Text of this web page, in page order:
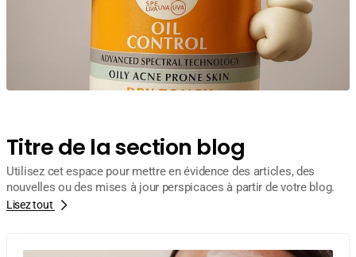
Titre de la section blog
Utilisez cet espace pour mettre en évidence des articles, des
nouvelles ou des mises à jour perspicaces à partir de votre blog.
Lisez tout